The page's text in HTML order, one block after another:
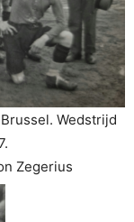
Wedstrijd
Zegerius